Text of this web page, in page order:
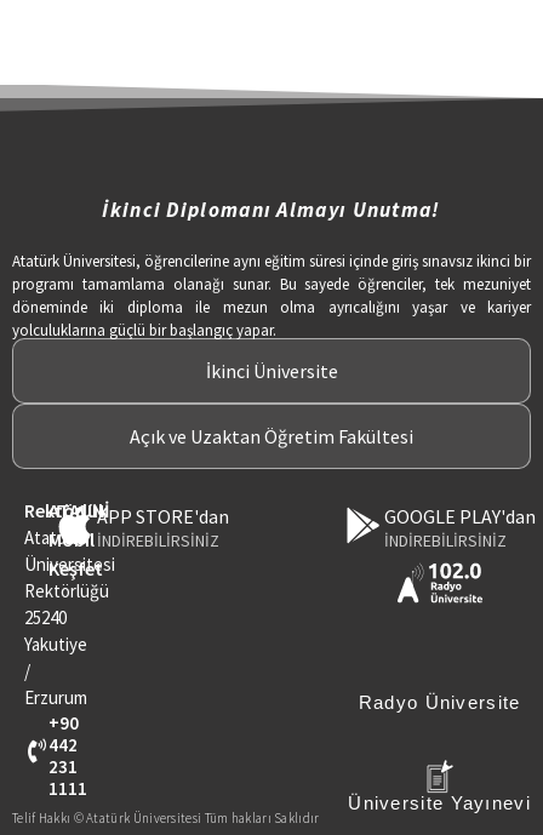
İkinci Diplomanı Almayı Unutma!
Atatürk Üniversitesi, öğrencilerine aynı eğitim süresi içinde giriş sınavsız ikinci bir
programı tamamlama olanağı sunar. Bu sayede öğrenciler, tek mezuniyet
döneminde iki diploma ile mezun olma ayrıcalığını yaşar ve kariyer
yolculuklarına güçlü bir başlangıç yapar.
İkinci Üniversite
Açık ve Uzaktan Öğretim Fakültesi
Rektörlük
Atatürk
Üniversitesi
Rektörlüğü
25240
Yakutiye
/
Erzurum
+90
442
231
1111
ATAUNİ
Mobil
Keşfet
APP STORE'dan
İNDİREBİLİRSİNİZ
GOOGLE PLAY'dan
İNDİREBİLİRSİNİZ
Radyo Üniversite
Üniversite Yayınevi
Telif Hakkı © Atatürk Üniversitesi Tüm hakları Saklıdır